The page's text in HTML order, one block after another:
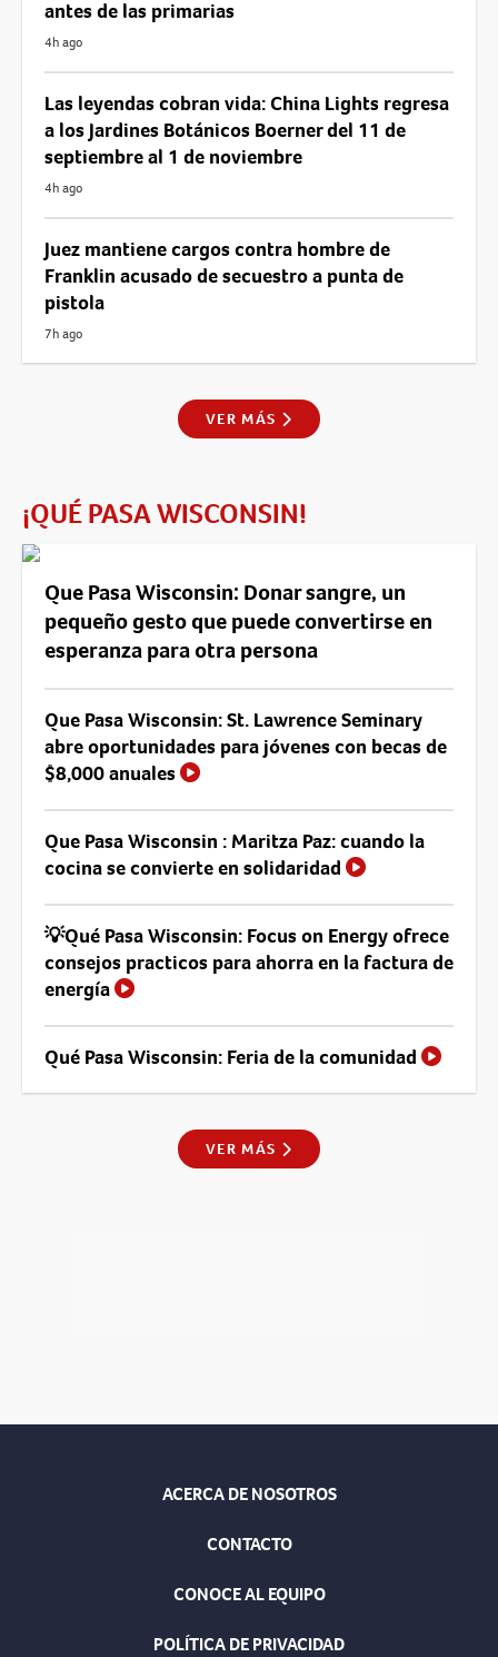
antes de las primarias
4h ago
Las leyendas cobran vida: China Lights regresa
a los Jardines Botánicos Boerner del 11 de
septiembre al 1 de noviembre
4h ago
Juez mantiene cargos contra hombre de
Franklin acusado de secuestro a punta de
pistola
7h ago
VER MÁS
¡QUÉ PASA WISCONSIN!
Que Pasa Wisconsin: Donar sangre, un
pequeño gesto que puede convertirse en
esperanza para otra persona
Que Pasa Wisconsin: St. Lawrence Seminary
abre oportunidades para jóvenes con becas de
$8,000 anuales
Que Pasa Wisconsin : Maritza Paz: cuando la
cocina se convierte en solidaridad
💡Qué Pasa Wisconsin: Focus on Energy ofrece
consejos practicos para ahorra en la factura de
energía
Qué Pasa Wisconsin: Feria de la comunidad
VER MÁS
ACERCA DE NOSOTROS
CONTACTO
CONOCE AL EQUIPO
POLÍTICA DE PRIVACIDAD